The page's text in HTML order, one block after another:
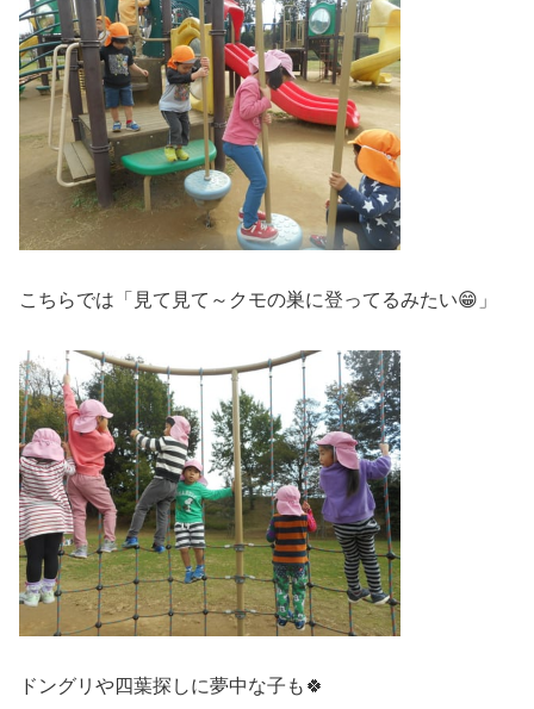
こちらでは「見て見て～クモの巣に登ってるみたい😁」
ドングリや四葉探しに夢中な子も🍀